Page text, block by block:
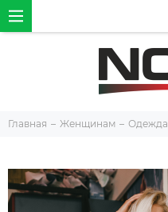
Главная Женщинам Одежда